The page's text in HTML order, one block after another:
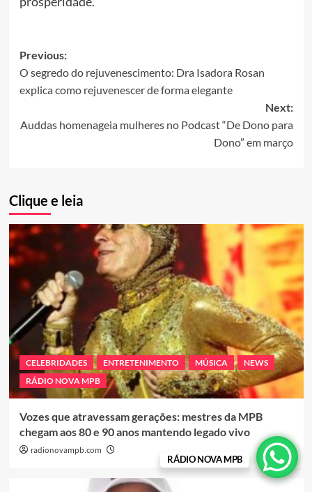
Post
navigation
Previous:
O segredo do rejuvenescimento: Dra Isadora Rosan
explica como rejuvenescer de forma elegante
Next:
Auddas homenageia mulheres no Podcast “De Dono para
Dono” em março
Clique e leia
CELEBRIDADES ENTRETENIMENTO MÚSICA
NEWS
RÁDIO NOVA MPB
Vozes que atravessam gerações: mestres da MPB
chegam aos 80 e 90 anos mantendo legado vivo
radionovampb.com
RÁDIO NOVA MPB